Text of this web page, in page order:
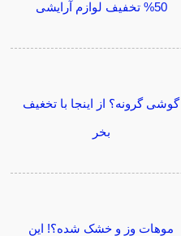
50% تخفیف لوازم آرایشی
گوشی گرونه؟ از اینجا با تخغیف
بخر
موهات وز و خشک شده؟! این